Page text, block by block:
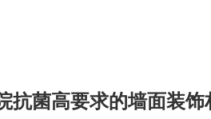
抗菌高要求的墙面装饰